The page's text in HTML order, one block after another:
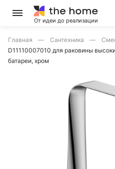
От идеи до реализации
Главная Сантехника
D11110007010 для раковины
батареи, хром